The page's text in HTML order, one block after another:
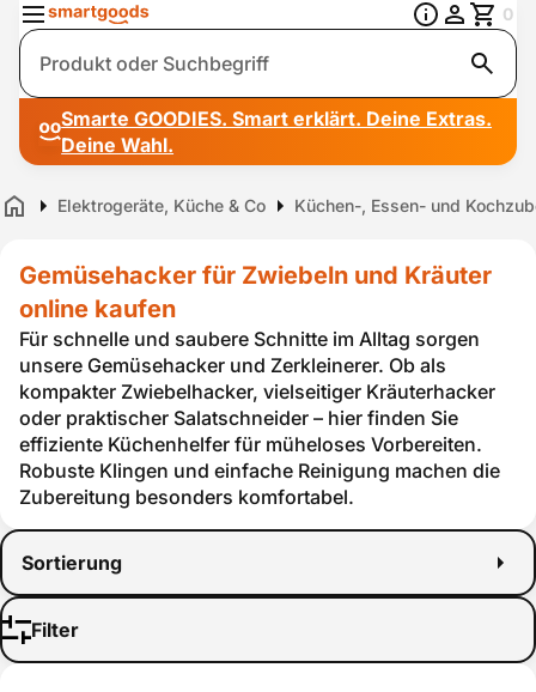
Suche
0
Smarte GOODIES. Smart erklärt. Deine Extras.
Deine Wahl.
Home Elektrogeräte, Küche & Co Küchen-, Essen- und
Sortierung
Filter
Gemüsehacker für Zwiebeln und Kräuter
online kaufen
Für schnelle und saubere Schnitte im Alltag sorgen
unsere Gemüsehacker und Zerkleinerer. Ob als
kompakter Zwiebelhacker, vielseitiger Kräuterhacker
oder praktischer Salatschneider – hier finden Sie
effiziente Küchenhelfer für müheloses Vorbereiten.
Robuste Klingen und einfache Reinigung machen die
Zubereitung besonders komfortabel.